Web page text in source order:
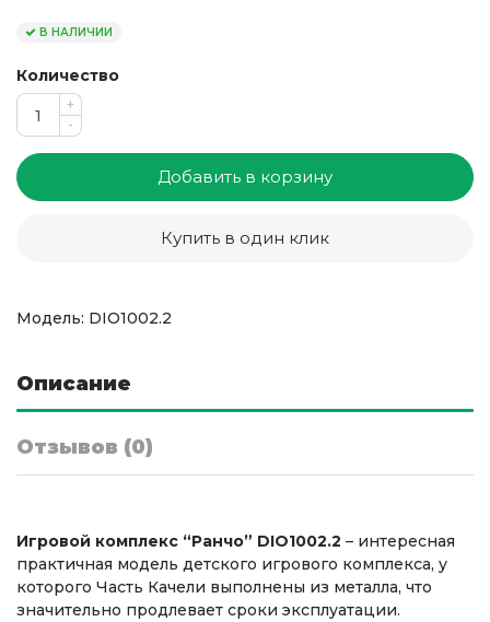
В НАЛИЧИИ
Количество
+
-
Добавить в корзину
Купить в один клик
Модель: DIO1002.2
Описание
Отзывов (0)
Игровой комплекс “Ранчо” DIO1002.2 – интересная
практичная модель детского игрового комплекса, у
которого Часть Качели выполнены из металла, что
значительно продлевает сроки эксплуатации.